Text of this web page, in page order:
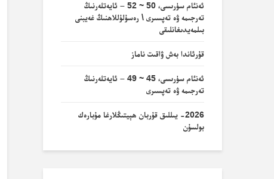
ئەنئام سۈرىسى، 50 ~ 52 – ئايەتلەرنىڭ
تەرجىمە ۋە تەپسىرى \ رەسۇلۇللاھنىڭ غەيبنى
بىلمەيدىغانلىقى
قۇرئاندا بەش ۋاقىت ناماز
ئەنئام سۈرىسى، 45 ~ 49 – ئايەتلەرنىڭ
تەرجىمە ۋە تەپسىرى
2026- يىللىق قۇربان ھېيتىڭلارغا مۇبارەك
بولسۇن